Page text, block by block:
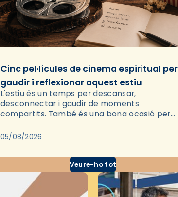
Cinc pel·lícules de cinema espiritual per
gaudir i reflexionar aquest estiu
L'estiu és un temps per descansar,
desconnectar i gaudir de moments
compartits. També és una bona ocasió per
través del cinema, reflexionar sobre les…
05/08/2026
Veure-ho tot